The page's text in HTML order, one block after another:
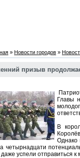
» Новости городов »
призыв
Главы
В
Однако
четырнадцати
даже успели отправиться